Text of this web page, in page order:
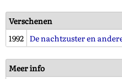
Verschenen
1992 De nachtzuster en
Meer info